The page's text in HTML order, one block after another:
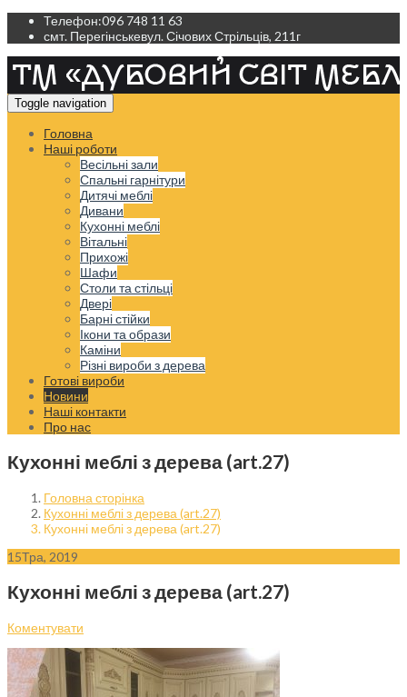
Телефон:096 748 11 63
смт. Перегінськевул. Січових Стрільців, 211г
Toggle navigation
Головна
Наші роботи
Весільні зали
Спальні гарнітури
Дитячі меблі
Дивани
Кухонні меблі
Вітальні
Прихожі
Шафи
Столи та стільці
Двері
Барні стійки
Ікони та образи
Каміни
Різні вироби з дерева
Готові вироби
Новини
Наші контакти
Про нас
Кухонні меблі з дерева (art.27)
Головна сторінка
Кухонні меблі з дерева (art.27)
Кухонні меблі з дерева (art.27)
15Тра, 2019
Кухонні меблі з дерева (art.27)
Коментувати